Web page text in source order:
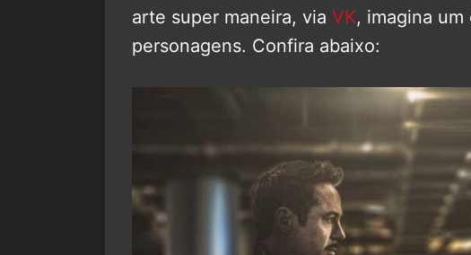
arte super maneira, via VK, imagina
personagens. Confira abaixo: